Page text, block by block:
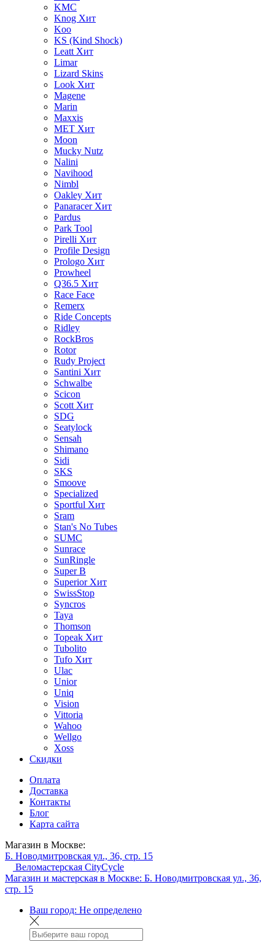
KMC
Knog Хит
Koo
KS (Kind Shock)
Leatt Хит
Limar
Lizard Skins
Look Хит
Magene
Marin
Maxxis
MET Хит
Moon
Mucky Nutz
Nalini
Navihood
Nimbl
Oakley Хит
Panaracer Хит
Pardus
Park Tool
Pirelli Хит
Profile Design
Prologo Хит
Prowheel
Q36.5 Хит
Race Face
Remerx
Ride Concepts
Ridley
RockBros
Rotor
Rudy Project
Santini Хит
Schwalbe
Scicon
Scott Хит
SDG
Seatylock
Sensah
Shimano
Sidi
SKS
Smoove
Specialized
Sportful Хит
Sram
Stan's No Tubes
SUMC
Sunrace
SunRingle
Super B
Superior Хит
SwissStop
Syncros
Taya
Thomson
Topeak Хит
Tubolito
Tufo Хит
Ulac
Unior
Uniq
Vision
Vittoria
Wahoo
Wellgo
Xoss
Скидки
Оплата
Доставка
Контакты
Блог
Карта сайта
Магазин в Москве:
Б. Новодмитровская ул., 36, стр. 15
Веломастерская CityCycle
Магазин и мастерская в Москве: Б. Новодмитровская ул., 36,
стр. 15
Ваш город: Не определено